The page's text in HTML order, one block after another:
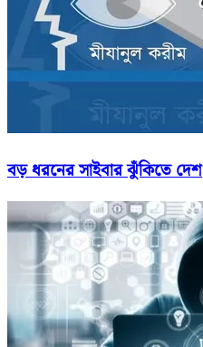
বড় ধরনের সাইবার ঝুঁকিতে দেশ